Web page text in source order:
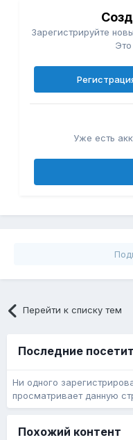
Зарегистрируйте
Уже есть
Перейти к списку тем
Последние
Ни одного
просматривает данную
Похожий контент